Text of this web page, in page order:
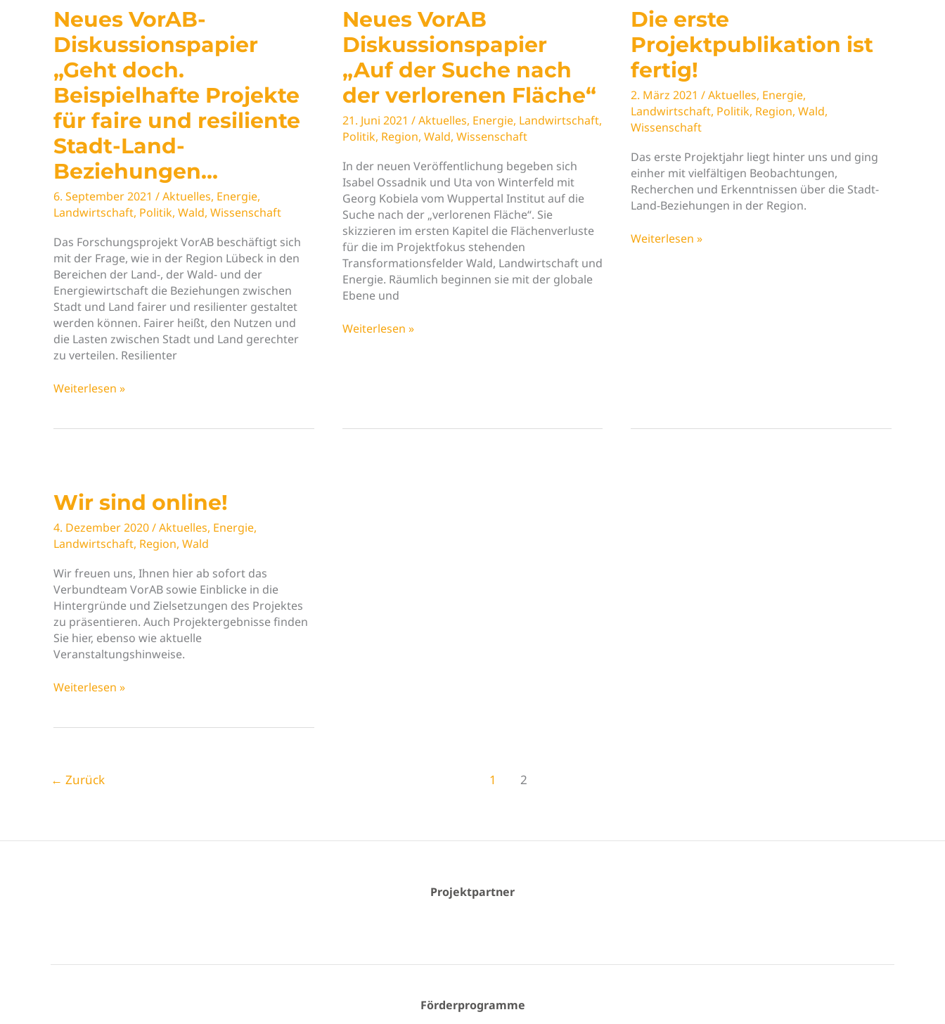
Diskussionspapier
ist
online
Stadt-
Land-
Beziehungen
mit
der
Entstehung
von
Viren
tun?“
Neues VorAB-
Diskussionspapier
„Geht doch.
Beispielhafte Projekte
für faire und resiliente
Stadt-Land-
Beziehungen…
6. September 2021 /Aktuelles, Energie,
Landwirtschaft, Politik, Wald, Wissenschaft
Das Forschungsprojekt VorAB beschäftigt sich
mit der Frage, wie in der Region Lübeck in den
Bereichen der Land-, der Wald- und der
Energiewirtschaft die Beziehungen zwischen
Stadt und Land fairer und resilienter gestaltet
werden können. Fairer heißt, den Nutzen und
die Lasten zwischen Stadt und Land gerechter
zu verteilen. Resilienter
Neues
für
und
resiliente
Stadt-
Land-
Beziehungen…
Weiterlesen »
Neues VorAB
Diskussionspapier
„Auf der Suche nach
der verlorenen Fläche“
21. Juni 2021 /Aktuelles, Energie, Landwirtschaft,
Politik, Region, Wald, Wissenschaft
In der neuen Veröffentlichung begeben sich
Isabel Ossadnik und Uta von Winterfeld mit
Georg Kobiela vom Wuppertal Institut auf die
Suche nach der „verlorenen Fläche“. Sie
skizzieren im ersten Kapitel die Flächenverluste
für die im Projektfokus stehenden
Transformationsfelder Wald, Landwirtschaft und
Energie. Räumlich beginnen sie mit der globale
Ebene und
Neues
nach
Weiterlesen »
Die erste
Projektpublikation ist
fertig!
2. März 2021/Aktuelles, Energie,
Landwirtschaft, Politik, Region,Wald,
Wissenschaft
Das erste Projektjahr liegt hinter uns und ging
einher mit vielfältigen Beobachtungen,
Recherchen und Erkenntnissen über die Stadt-
Land-Beziehungen in der Region.
Die
Weiterlesen »
Wir sind online!
4. Dezember 2020/Aktuelles, Energie,
Landwirtschaft, Region, Wald
Wir freuen uns, Ihnen hier ab sofort das
Verbundteam VorAB sowie Einblicke in die
Hintergründe und Zielsetzungen des Projektes
zu präsentieren. Auch Projektergebnisse finden
Sie hier, ebenso wie aktuelle
Veranstaltungshinweise.
Wir
Weiterlesen »
← Zurück 1 2
Projektpartner
Förderprogramme